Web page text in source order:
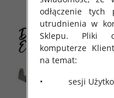
odłączenie tych
utrudnienia w
Sklepu. Pliki
komputerze
na temat:
• sesji